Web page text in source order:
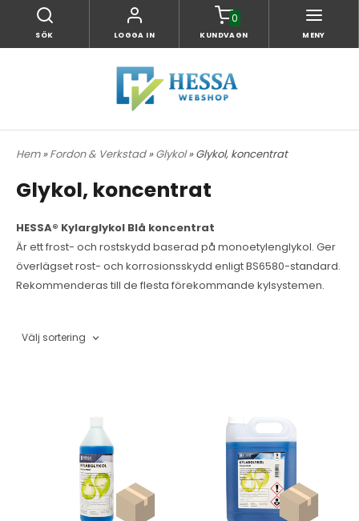
SÖK LOGGA IN
0
KUNDVAGN MENY
Hem»Fordon & Verkstad»Glykol» Glykol, koncentrat
Glykol, koncentrat
HESSA® Kylarglykol Blå koncentrat
Är ett frost- och rostskydd baserad på monoetylenglykol. Ger
överlägset rost- och korrosionsskydd enligt BS6580-standard.
Rekommenderas till de flesta förekommande kylsystemen.
Välj sortering